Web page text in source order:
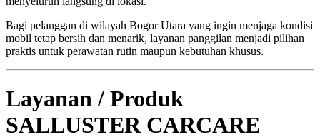
Bagi pelanggan di wilayah Bogor Utara yang ingin menjaga kondisi
mobil tetap bersih dan menarik, layanan panggilan menjadi pilihan
praktis untuk perawatan rutin maupun kebutuhan khusus.
Layanan / Produk
SALLUSTER CARCARE